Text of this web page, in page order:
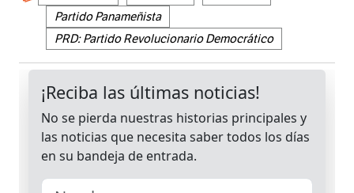
Partido Panameñista
PRD: Partido Revolucionario Democrático